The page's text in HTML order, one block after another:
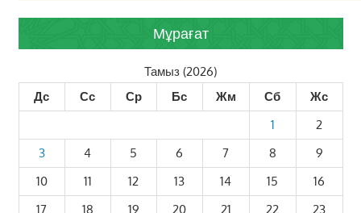
Мұрағат
Тамыз (2026)
Дс
Сс Ср Бс Жм Сб
Жс
1
2
3
4 5 6 7 8
9
10
11 12 13 14 15
16
17
18 19 20 21 22
23